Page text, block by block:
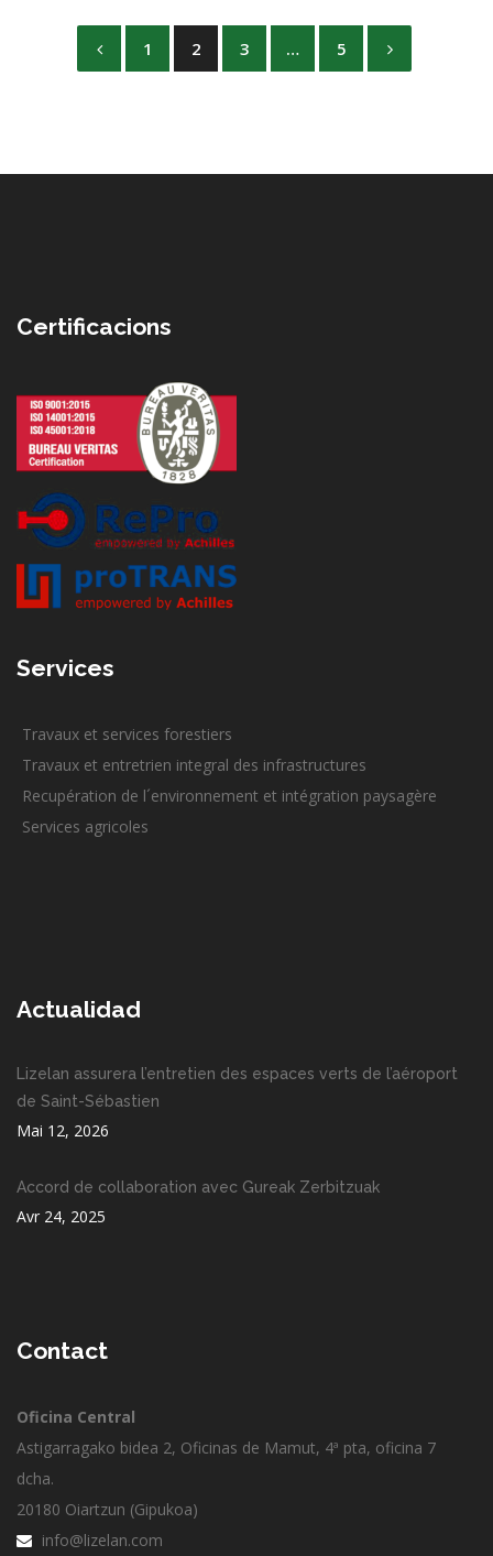
1 2 3 … 5
Certificacions
Services
Travaux et services forestiers
Travaux et entretrien integral des infrastructures
Recupération de l´environnement et intégration paysagère
Services agricoles
Actualidad
Lizelan assurera l’entretien des espaces verts de l’aéroport
de Saint-Sébastien
Mai 12, 2026
Accord de collaboration avec Gureak Zerbitzuak
Avr 24, 2025
Contact
Oficina Central
Astigarragako bidea 2, Oficinas de Mamut, 4ª pta, oficina 7
dcha.
20180 Oiartzun (Gipukoa)
info@lizelan.com